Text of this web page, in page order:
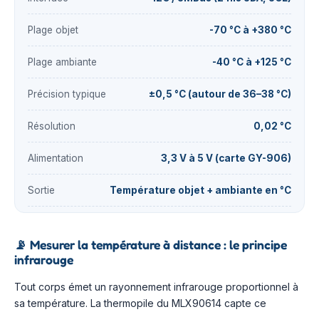
Plage objet -70 °C à +380 °C
Plage ambiante -40 °C à +125 °C
Précision typique ±0,5 °C (autour de 36–38 °C)
Résolution 0,02 °C
Alimentation 3,3 V à 5 V (carte GY-906)
Sortie Température objet + ambiante en °C
📡 Mesurer la température à distance : le principe
infrarouge
Tout corps émet un rayonnement infrarouge proportionnel à
sa température. La thermopile du MLX90614 capte ce